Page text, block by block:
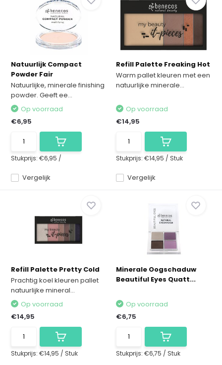
Natuurlijk Compact
Powder Fair
Natuurlijke, minerale finishing
powder. Geeft ee...
Vergelijk
Op voorraad
€6,95
Stukprijs:€6,95 /
Refill Palette Freaking Hot
Warm pallet kleuren met een
natuurlijke minerale...
Vergelijk
Op voorraad
€14,95
Stukprijs: €14,95 / Stuk
Refill Palette Pretty Cold
Prachtig koel kleuren pallet
natuurlijke mineral...
Op voorraad
€14,95
Stukprijs:€14,95 / Stuk
Minerale Oogschaduw
Beautiful Eyes Quatt...
Op voorraad
€6,75
Stukprijs: €6,75 / Stuk